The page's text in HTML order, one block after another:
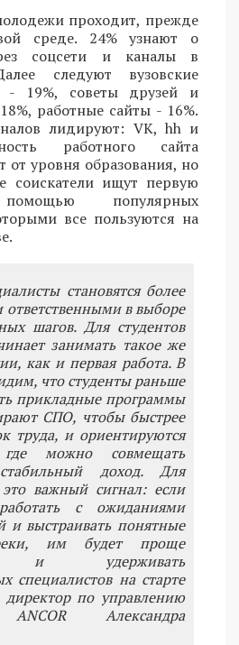
проходит, прежде
среде. 24% узнают о
соцсети и каналы в
следуют вузовские
- 19%, советы друзей и
работные сайты - 16%.
лидируют: VK, hh и
работного сайта
от уровня образования, но
соискатели ищут первую
популярных
все пользуются на
становятся более
в выборе
шагов. Для студентов
занимать такое же
как и первая работа. В
что студенты раньше
прикладные программы
СПО, чтобы быстрее
труда, и ориентируются
можно совмещать
доход. Для
это важный сигнал: если
с ожиданиями
выстраивать понятные
им будет проще
и удерживать
специалистов на старте
директор по управлению
Александра